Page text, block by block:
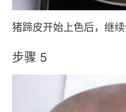
猪蹄皮开始上色后，继
步骤 5